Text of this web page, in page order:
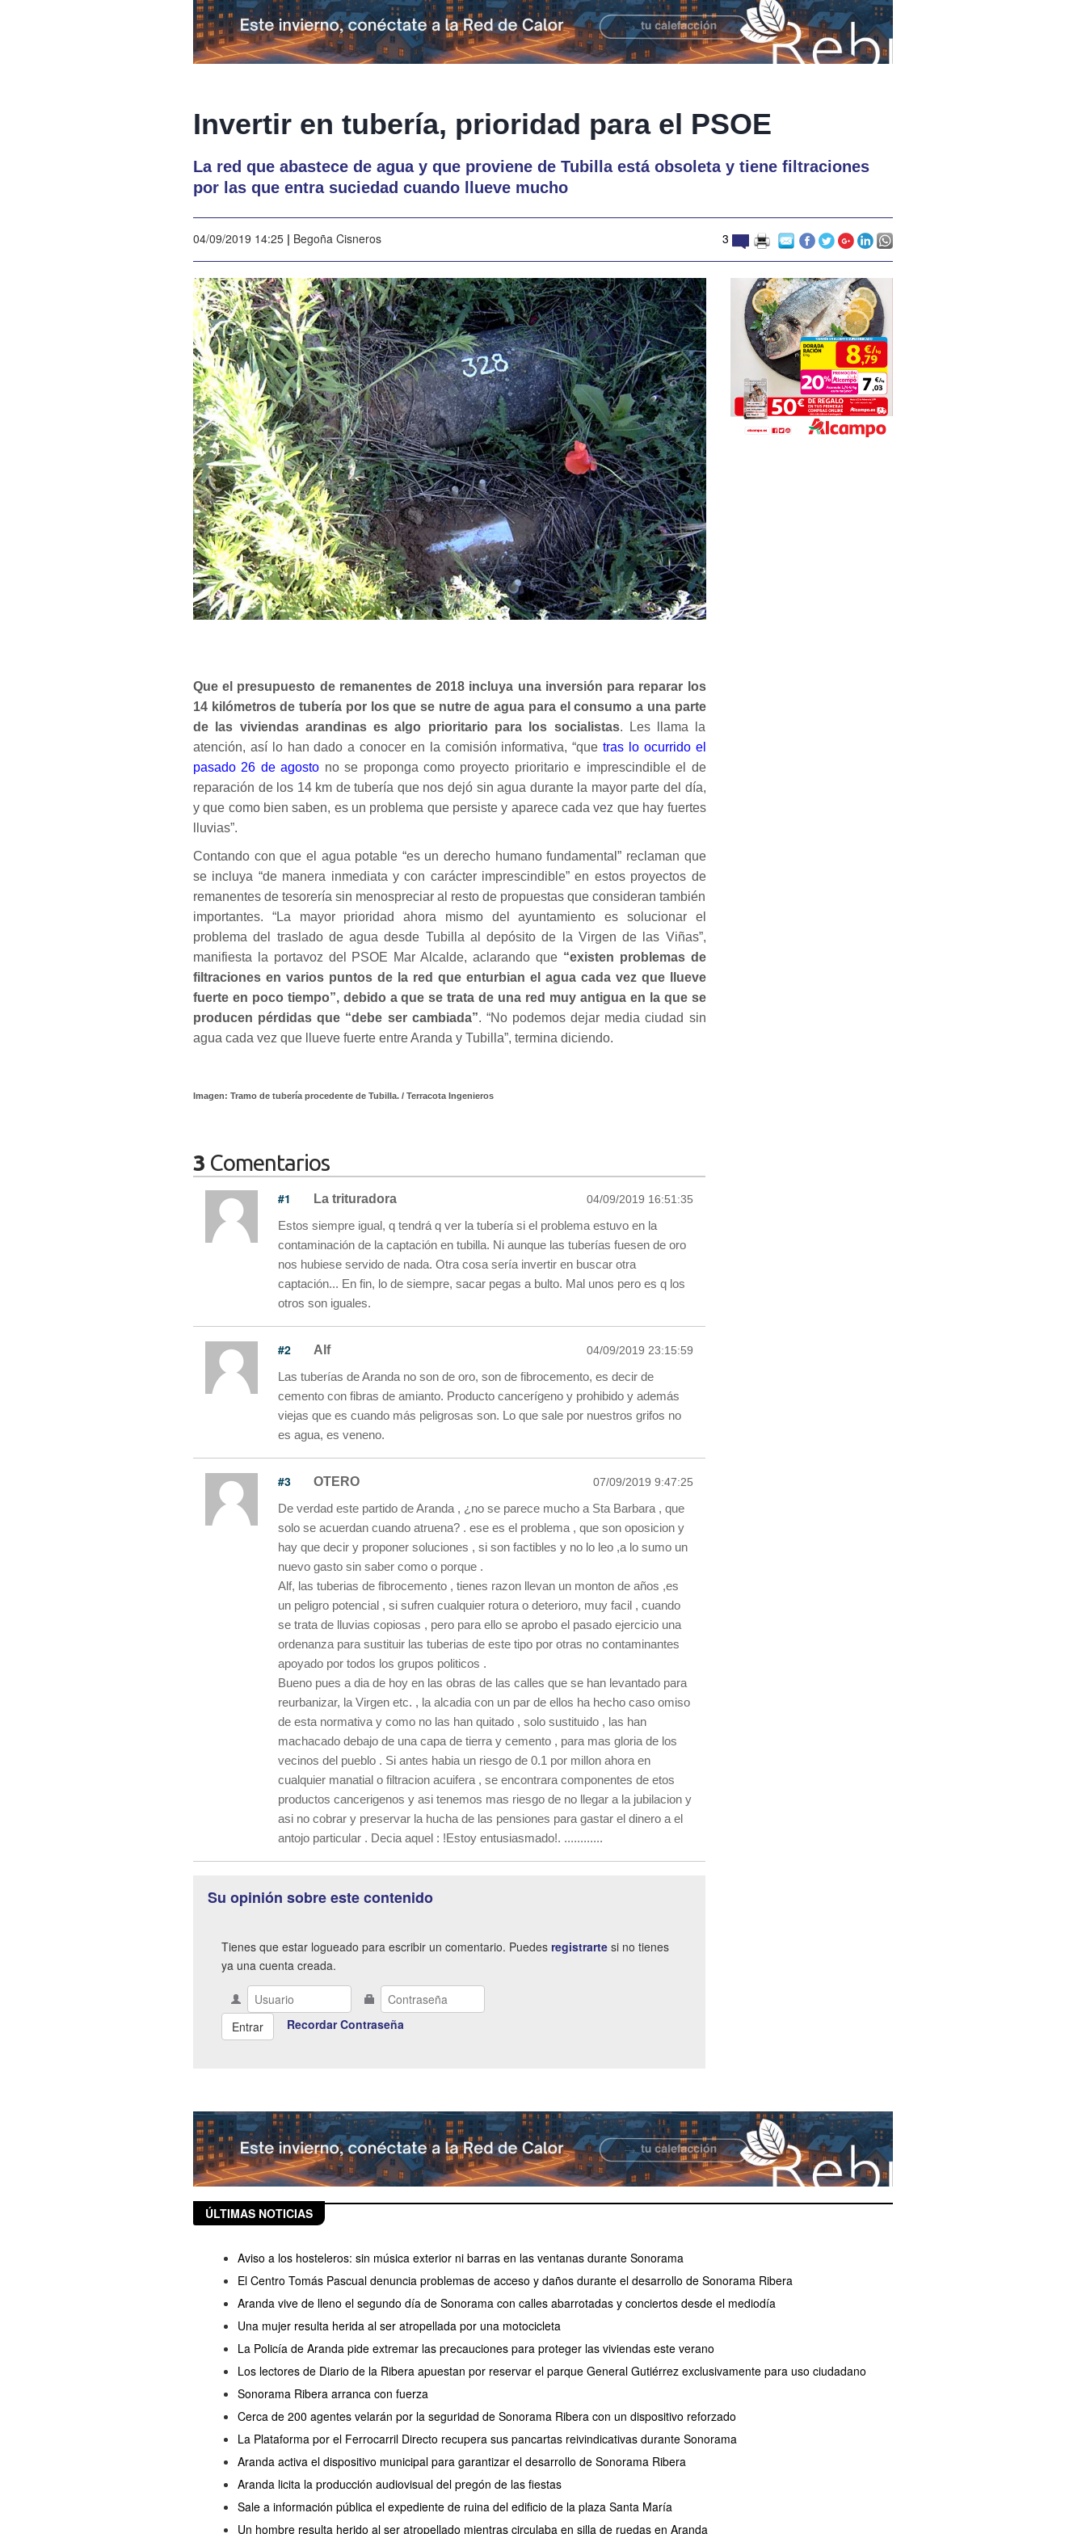
Invertir en tubería, prioridad para el PSOE
La red que abastece de agua y que proviene de Tubilla está obsoleta y tiene filtraciones
por las que entra suciedad cuando llueve mucho
04/09/2019 14:25 | Begoña Cisneros 3
Que el presupuesto de remanentes de 2018 incluya una inversión para reparar los
14 kilómetros de tubería por los que se nutre de agua para el consumo a una parte
de las viviendas arandinas es algo prioritario para los socialistas. Les llama la
atención, así lo han dado a conocer en la comisión informativa, “que tras lo ocurrido el
pasado 26 de agosto no se proponga como proyecto prioritario e imprescindible el de
reparación de los 14 km de tubería que nos dejó sin agua durante la mayor parte del día,
y que como bien saben, es un problema que persiste y aparece cada vez que hay fuertes
lluvias”.
Contando con que el agua potable “es un derecho humano fundamental” reclaman que
se incluya “de manera inmediata y con carácter imprescindible” en estos proyectos de
remanentes de tesorería sin menospreciar al resto de propuestas que consideran también
importantes. “La mayor prioridad ahora mismo del ayuntamiento es solucionar el
problema del traslado de agua desde Tubilla al depósito de la Virgen de las Viñas”,
manifiesta la portavoz del PSOE Mar Alcalde, aclarando que “existen problemas de
filtraciones en varios puntos de la red que enturbian el agua cada vez que llueve
fuerte en poco tiempo”, debido a que se trata de una red muy antigua en la que se
producen pérdidas que “debe ser cambiada”. “No podemos dejar media ciudad sin
agua cada vez que llueve fuerte entre Aranda y Tubilla”, termina diciendo.
Imagen: Tramo de tubería procedente de Tubilla. / Terracota Ingenieros
3 Comentarios
#1 La trituradora 04/09/2019 16:51:35
Estos siempre igual, q tendrá q ver la tubería si el problema estuvo en la
contaminación de la captación en tubilla. Ni aunque las tuberías fuesen de oro
nos hubiese servido de nada. Otra cosa sería invertir en buscar otra
captación... En fin, lo de siempre, sacar pegas a bulto. Mal unos pero es q los
otros son iguales.
#2 Alf 04/09/2019 23:15:59
Las tuberías de Aranda no son de oro, son de fibrocemento, es decir de
cemento con fibras de amianto. Producto cancerígeno y prohibido y además
viejas que es cuando más peligrosas son. Lo que sale por nuestros grifos no
es agua, es veneno.
#3 OTERO 07/09/2019 9:47:25
De verdad este partido de Aranda , ¿no se parece mucho a Sta Barbara , que
solo se acuerdan cuando atruena? . ese es el problema , que son oposicion y
hay que decir y proponer soluciones , si son factibles y no lo leo ,a lo sumo un
nuevo gasto sin saber como o porque .
Alf, las tuberias de fibrocemento , tienes razon llevan un monton de años ,es
un peligro potencial , si sufren cualquier rotura o deterioro, muy facil , cuando
se trata de lluvias copiosas , pero para ello se aprobo el pasado ejercicio una
ordenanza para sustituir las tuberias de este tipo por otras no contaminantes
apoyado por todos los grupos politicos .
Bueno pues a dia de hoy en las obras de las calles que se han levantado para
reurbanizar, la Virgen etc. , la alcadia con un par de ellos ha hecho caso omiso
de esta normativa y como no las han quitado , solo sustituido , las han
machacado debajo de una capa de tierra y cemento , para mas gloria de los
vecinos del pueblo . Si antes habia un riesgo de 0.1 por millon ahora en
cualquier manatial o filtracion acuifera , se encontrara componentes de etos
productos cancerigenos y asi tenemos mas riesgo de no llegar a la jubilacion y
asi no cobrar y preservar la hucha de las pensiones para gastar el dinero a el
antojo particular . Decia aquel : !Estoy entusiasmado!. ............
Su opinión sobre este contenido
Tienes que estar logueado para escribir un comentario. Puedes registrarte si no tienes
ya una cuenta creada.
Recordar Contraseña
ÚLTIMAS NOTICIAS
Aviso a los hosteleros: sin música exterior ni barras en las ventanas durante Sonorama
El Centro Tomás Pascual denuncia problemas de acceso y daños durante el desarrollo de Sonorama Ribera
Aranda vive de lleno el segundo día de Sonorama con calles abarrotadas y conciertos desde el mediodía
Una mujer resulta herida al ser atropellada por una motocicleta
La Policía de Aranda pide extremar las precauciones para proteger las viviendas este verano
Los lectores de Diario de la Ribera apuestan por reservar el parque General Gutiérrez exclusivamente para uso ciudadano
Sonorama Ribera arranca con fuerza
Cerca de 200 agentes velarán por la seguridad de Sonorama Ribera con un dispositivo reforzado
La Plataforma por el Ferrocarril Directo recupera sus pancartas reivindicativas durante Sonorama
Aranda activa el dispositivo municipal para garantizar el desarrollo de Sonorama Ribera
Aranda licita la producción audiovisual del pregón de las fiestas
Sale a información pública el expediente de ruina del edificio de la plaza Santa María
Un hombre resulta herido al ser atropellado mientras circulaba en silla de ruedas en Aranda